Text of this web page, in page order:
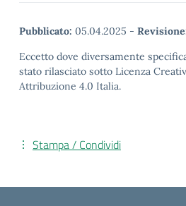
Pubblicato: 05.04.2025 -
Eccetto dove diversamente
stato rilasciato sotto Licenza
Attribuzione 4.0 Italia.
Stampa / Condividi